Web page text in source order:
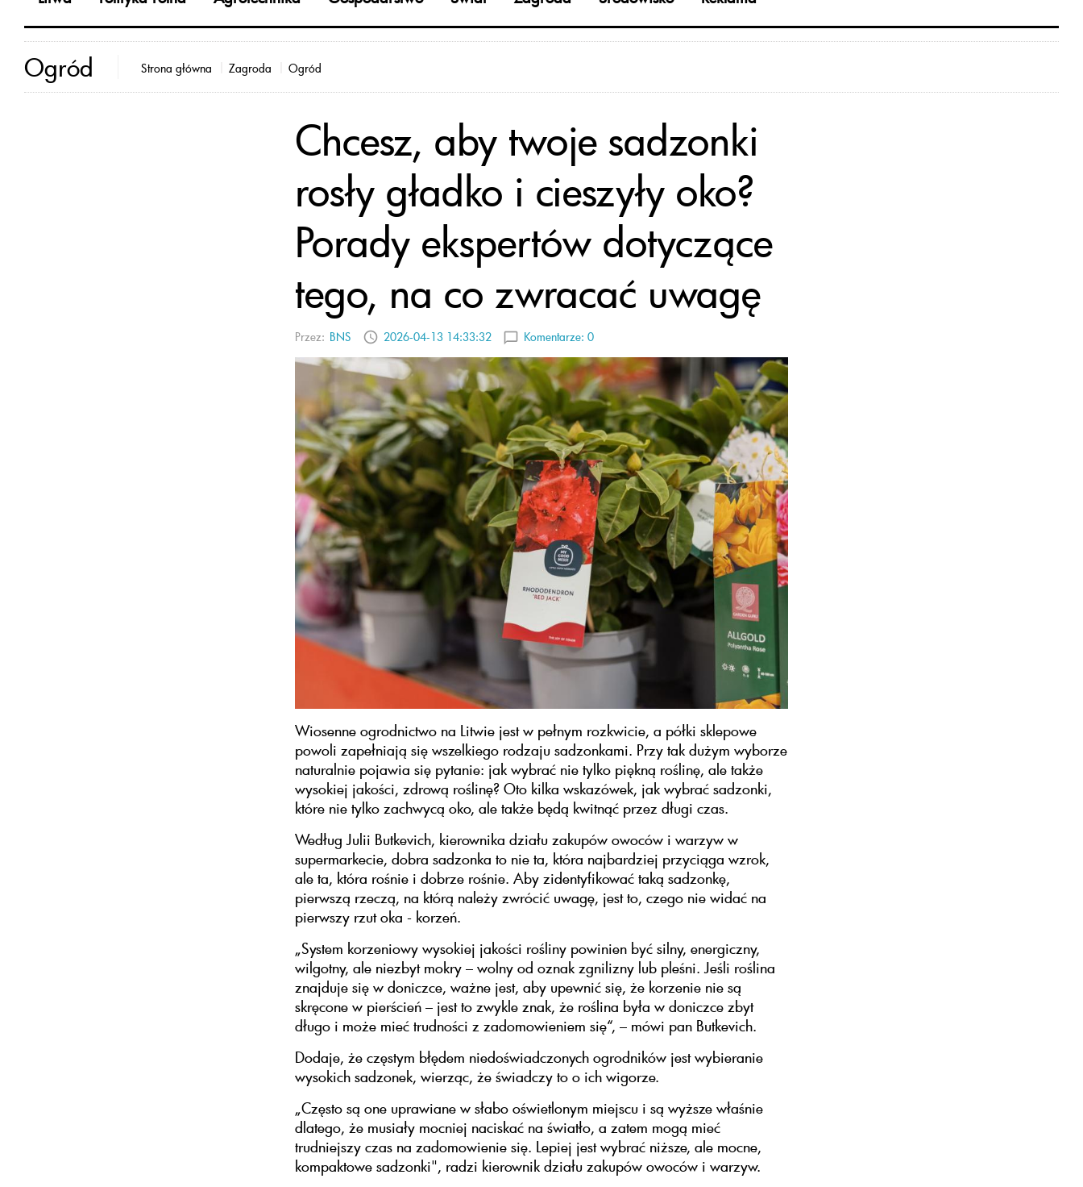
Ogród Strona główna Zagroda Ogród
Chcesz, aby twoje sadzonki
rosły gładko i cieszyły oko?
Porady ekspertów dotyczące
tego, na co zwracać uwagę
Przez: BNS 2026-04-13 14:33:32 Komentarze: 0
Wiosenne ogrodnictwo na Litwie jest w pełnym rozkwicie, a półki sklepowe
powoli zapełniają się wszelkiego rodzaju sadzonkami. Przy tak dużym wyborze
naturalnie pojawia się pytanie: jak wybrać nie tylko piękną roślinę, ale także
wysokiej jakości, zdrową roślinę? Oto kilka wskazówek, jak wybrać sadzonki,
które nie tylko zachwycą oko, ale także będą kwitnąć przez długi czas.
Według Julii Butkevich, kierownika działu zakupów owoców i warzyw w
supermarkecie, dobra sadzonka to nie ta, która najbardziej przyciąga wzrok,
ale ta, która rośnie i dobrze rośnie. Aby zidentyfikować taką sadzonkę,
pierwszą rzeczą, na którą należy zwrócić uwagę, jest to, czego nie widać na
pierwszy rzut oka - korzeń.
„System korzeniowy wysokiej jakości rośliny powinien być silny, energiczny,
wilgotny, ale niezbyt mokry – wolny od oznak zgnilizny lub pleśni. Jeśli roślina
znajduje się w doniczce, ważne jest, aby upewnić się, że korzenie nie są
skręcone w pierścień – jest to zwykle znak, że roślina była w doniczce zbyt
długo i może mieć trudności z zadomowieniem się“, – mówi pan Butkevich.
Dodaje, że częstym błędem niedoświadczonych ogrodników jest wybieranie
wysokich sadzonek, wierząc, że świadczy to o ich wigorze.
„Często są one uprawiane w słabo oświetlonym miejscu i są wyższe właśnie
dlatego, że musiały mocniej naciskać na światło, a zatem mogą mieć
trudniejszy czas na zadomowienie się. Lepiej jest wybrać niższe, ale mocne,
kompaktowe sadzonki", radzi kierownik działu zakupów owoców i warzyw.